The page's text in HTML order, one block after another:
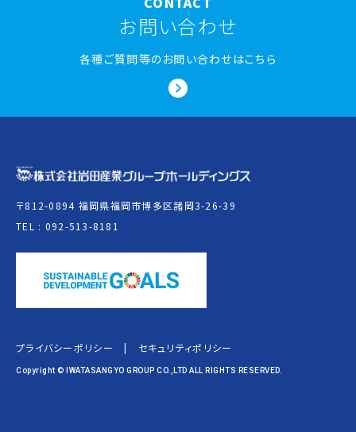
お問い合わせ
各種ご質問等のお問い合わせはこちら
〒812-0894 福岡県福岡市博多区諸岡3-26-39
TEL : 092-513-8181
プライバシーポリシー | セキュリティポリシー
Copyright © IWATASANGYO GROUP CO.,LTD ALL RIGHTS RESERVED.